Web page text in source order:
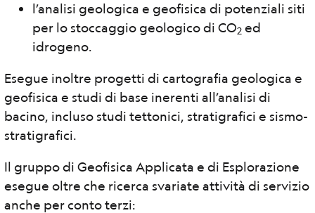
l’analisi geologica e geofisica di potenziali siti
per lo stoccaggio geologico di CO2 ed
idrogeno.
Esegue inoltre progetti di cartografia geologica e
geofisica e studi di base inerenti all’analisi di
bacino, incluso studi tettonici, stratigrafici e sismo-
stratigrafici.
Il gruppo di Geofisica Applicata e di Esplorazione
esegue oltre che ricerca svariate attività di servizio
anche per conto terzi: